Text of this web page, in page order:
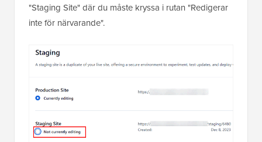
"Staging Site" där du måste kryssa i rutan "Redigerar
inte för närvarande".